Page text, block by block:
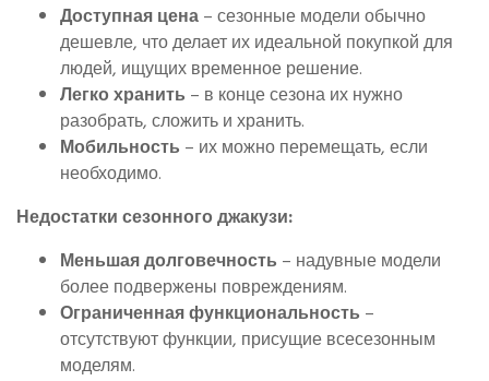
Доступная цена– сезонные модели обычно
дешевле, что делает их идеальной покупкой для
людей, ищущих временное решение.
Легко хранить – в конце сезона их нужно
разобрать, сложить и хранить.
Мобильность – их можно перемещать, если
необходимо.
Недостатки сезонного джакузи:
Меньшая долговечность – надувные модели
более подвержены повреждениям.
Ограниченная функциональность –
отсутствуют функции, присущие всесезонным
моделям.